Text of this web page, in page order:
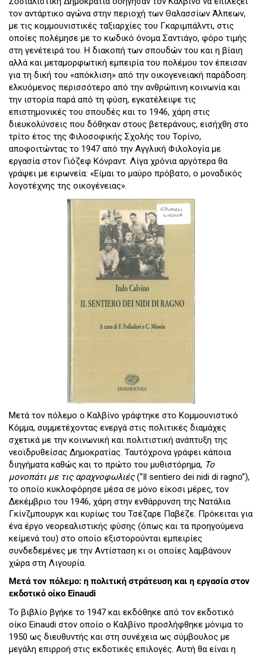
τον αντάρτικο αγώνα στην περιοχή των Θαλασσίων Άλπεων,
με τις κομμουνιστικές ταξιαρχίες του Γκαριμπάλντι, στις
οποίες πολέμησε με το κωδικό όνομα Σαντιάγο, φόρο τιμής
στη γενέτειρά του. Η διακοπή των σπουδών του και η βίαιη
αλλά και μεταμορφωτική εμπειρία του πολέμου τον έπεισαν
για τη δική του «απόκλιση» από την οικογενειακή παράδοση:
ελκυόμενος περισσότερο από την ανθρώπινη κοινωνία και
την ιστορία παρά από τη φύση, εγκατέλειψε τις
επιστημονικές του σπουδές και το 1946, χάρη στις
διευκολύνσεις που δόθηκαν στους βετεράνους, εισήχθη στο
τρίτο έτος της Φιλοσοφικής Σχολής του Τορίνο,
αποφοιτώντας το 1947 από την Αγγλική Φιλολογία με
εργασία στον Γιόζεφ Κόνραντ. Λίγα χρόνια αργότερα θα
γράψει με ειρωνεία: «Είμαι το μαύρο πρόβατο, ο μοναδικός
λογοτέχνης της οικογένειας».
Μετά τον πόλεμο ο Καλβίνο γράφτηκε στο Κομμουνιστικό
Κόμμα, συμμετέχοντας ενεργά στις πολιτικές διαμάχες
σχετικά με την κοινωνική και πολιτιστική ανάπτυξη της
νεοϊδρυθείσας Δημοκρατίας. Ταυτόχρονα γράφει κάποια
διηγήματα καθώς και το πρώτο του μυθιστόρημα, Το
μονοπάτι με τις αραχνοφωλιές(“Il sentiero dei nidi di ragno”),
το οποίο κυκλοφόρησε μέσα σε μόνο είκοσι μέρες, τον
Δεκέμβριο του 1946, χάρη στην ενθάρρυνση της Νατάλια
Γκίνζμπουργκ και κυρίως του Τσέζαρε Παβέζε. Πρόκειται για
ένα έργο νεορεαλιστικής φύσης (όπως και τα προηγούμενα
κείμενά του) στο οποίο εξιστορούνται εμπειρίες
συνδεδεμένες με την Αντίσταση κι οι οποίες λαμβάνουν
χώρα στη Λιγουρία.
Μετά τον πόλεμο: η πολιτική στράτευση και η εργασία στον
εκδοτικό οίκο Einaudi
Το βιβλίο βγήκε το 1947 και εκδόθηκε από τον εκδοτικό
οίκο Einaudi στον οποίο ο Καλβίνο προσλήφθηκε μόνιμα το
1950 ως διευθυντής και στη συνέχεια ως σύμβουλος με
μεγάλη επιρροή στις εκδοτικές επιλογές. Αυτή θα είναι η